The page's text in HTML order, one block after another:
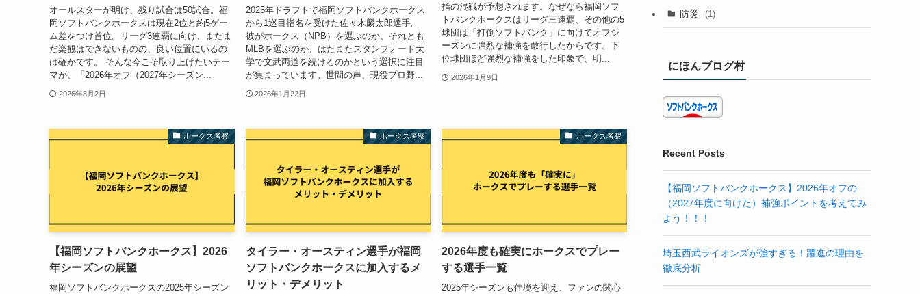
オールスターが明け、残り試合は50試合。福
岡ソフトバンクホークスは現在2位と約5ゲー
ム差をつけ首位。リーグ3連覇に向け、まだま
だ楽観はできないものの、良い位置にいるの
は確かです。 そんな今こそ取り上げたいテー
マが、「2026年オフ（2027年シーズン...
2026年8月2日
2025年ドラフトで福岡ソフトバンクホークス
から1巡目指名を受けた佐々木麟太郎選手。
彼がホークス（NPB）を選ぶのか、それとも
MLBを選ぶのか、はたまたスタンフォード大
学で文武両道を続けるのかという選択に注目
が集まっています。世間の声、現役プロ野...
2026年1月22日
指の混戦が予想されます。なぜなら福岡ソフ
トバンクホークスはリーグ三連覇、その他の5
球団は「打倒ソフトバンク」に向けてオフシ
ーズンに強烈な補強を敢行したからです。下
位球団ほど強烈な補強をした印象で、明...
2026年1月9日
ホークス考察
【福岡ソフトバンクホークス】2026
年シーズンの展望
福岡ソフトバンクホークスの2025年シーズン
ホークス考察
タイラー・オースティン選手が福岡
ソフトバンクホークスに加入するメ
リット・デメリット
ホークス考察
2026年度も確実にホークスでプレー
する選手一覧
2025年シーズンも佳境を迎え、ファンの関心
防災 (1)
にほんブログ村
Recent Posts
【福岡ソフトバンクホークス】2026年オフの
（2027年度に向けた）補強ポイントを考えてみ
よう！！！
埼玉西武ライオンズが強すぎる！躍進の理由を
徹底分析